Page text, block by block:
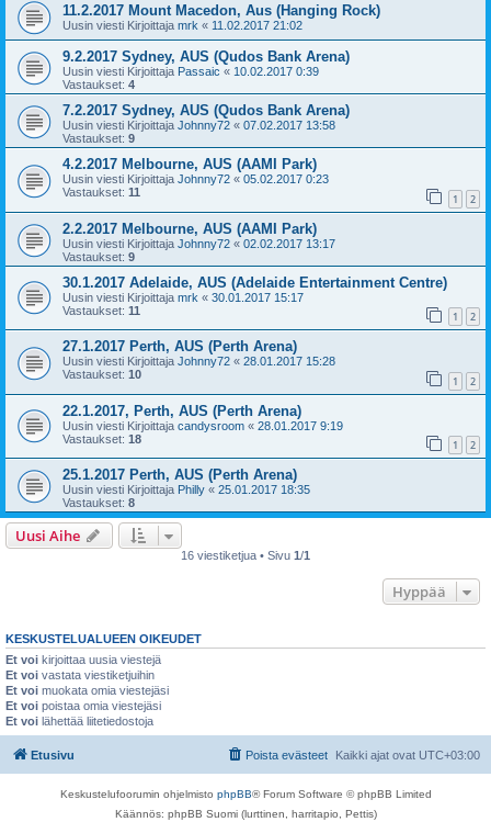
11.2.2017 Mount Macedon, Aus (Hanging Rock)
Uusin viesti Kirjoittaja mrk « 11.02.2017 21:02
9.2.2017 Sydney, AUS (Qudos Bank Arena)
Uusin viesti Kirjoittaja Passaic « 10.02.2017 0:39
Vastaukset: 4
7.2.2017 Sydney, AUS (Qudos Bank Arena)
Uusin viesti Kirjoittaja Johnny72 « 07.02.2017 13:58
Vastaukset: 9
4.2.2017 Melbourne, AUS (AAMI Park)
Uusin viesti Kirjoittaja Johnny72 « 05.02.2017 0:23
Vastaukset: 11 1 2
2.2.2017 Melbourne, AUS (AAMI Park)
Uusin viesti Kirjoittaja Johnny72 « 02.02.2017 13:17
Vastaukset: 9
30.1.2017 Adelaide, AUS (Adelaide Entertainment Centre)
Uusin viesti Kirjoittaja mrk « 30.01.2017 15:17
Vastaukset: 11 1 2
27.1.2017 Perth, AUS (Perth Arena)
Uusin viesti Kirjoittaja Johnny72 « 28.01.2017 15:28
Vastaukset: 10 1 2
22.1.2017, Perth, AUS (Perth Arena)
Uusin viesti Kirjoittaja candysroom « 28.01.2017 9:19
Vastaukset: 18 1 2
25.1.2017 Perth, AUS (Perth Arena)
Uusin viesti Kirjoittaja Philly « 25.01.2017 18:35
Vastaukset: 8
Uusi Aihe
16 viestiketjua • Sivu 1/1
Hyppää
KESKUSTELUALUEEN OIKEUDET
Et voi kirjoittaa uusia viestejä
Et voi vastata viestiketjuihin
Et voi muokata omia viestejäsi
Et voi poistaa omia viestejäsi
Et voi lähettää liitetiedostoja
Etusivu Kaikki ajat ovat UTC+03:00
Poista evästeet
Keskustelufoorumin ohjelmisto phpBB® Forum Software © phpBB Limited
Käännös: phpBB Suomi (lurttinen, harritapio, Pettis)